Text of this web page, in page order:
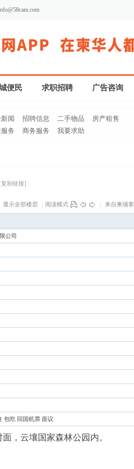
便民 求职招聘 广告咨询
闻 招聘信息 二手物品
房产租售
务 商务服务 我要求助
[复制链接]
显示全部楼层 阅读模式 来自柬埔寨
公司
包吃 回国机票 面议
，云壤国家森林公园内。